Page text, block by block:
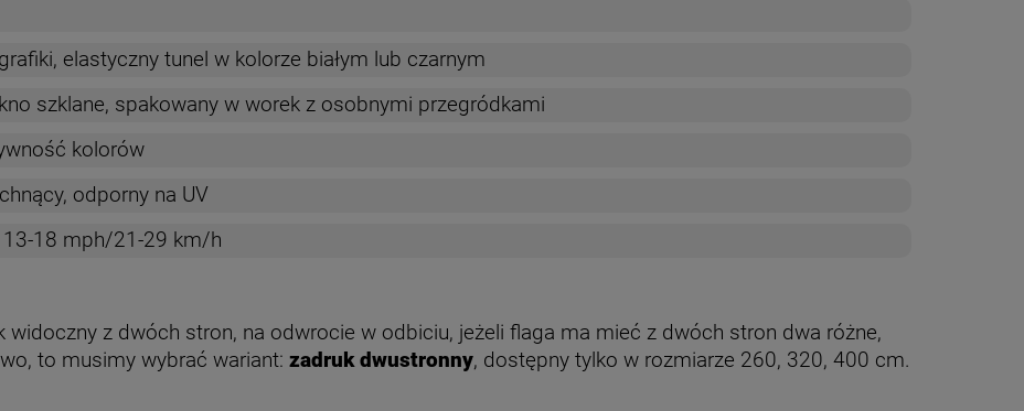
elastyczny tunel w kolorze białym lub czarnym
szklane, spakowany w worek z osobnymi przegródkami
kolorów
odporny na UV
13-18 mph/21-29 km/h
z dwóch stron, na odwrocie w odbiciu, jeżeli flaga ma mieć z dwóch stron dwa różne,
to musimy wybrać wariant: zadruk dwustronny, dostępny tylko w rozmiarze 260, 320, 400 cm.